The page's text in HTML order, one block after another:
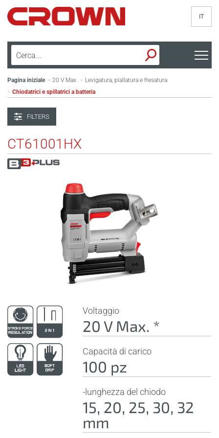
IT
Pagina iniziale > 20 V Max. > Levigatura, piallatura e fresatura
> Chiodatrici e spillatrici a batteria
FILTERS
CT61001HX
Voltaggio
20 V Max. *
Capacità di carico
100 pz
-lunghezza del chiodo
15, 20, 25, 30, 32
mm